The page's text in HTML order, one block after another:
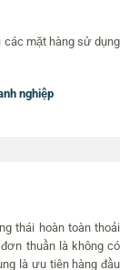
các mặt hàng sử dụng
nghiệp
thái hoàn toàn thoải
thuần là không có
là ưu tiên hàng đầu